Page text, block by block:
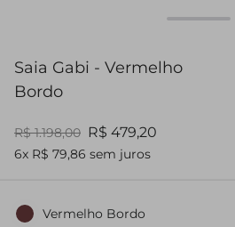
Saia Gabi - Vermelho
Bordo
R$ 1.198,00 R$ 479,20
6x R$ 79,86 sem juros
Vermelho Bordo